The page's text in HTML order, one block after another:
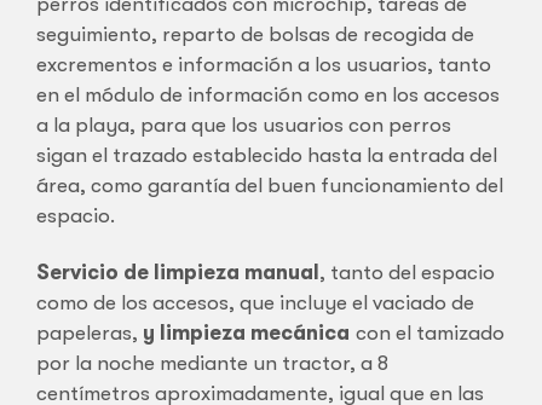
seguimiento, reparto de bolsas de recogida de
excrementos e información a los usuarios, tanto
en el módulo de información como en los accesos
a la playa, para que los usuarios con perros
sigan el trazado establecido hasta la entrada del
área, como garantía del buen funcionamiento del
espacio.
Servicio de limpieza manual , tanto del espacio
como de los accesos, que incluye el vaciado de
papeleras, y limpieza mecánica con el tamizado
por la noche mediante un tractor, a 8
centímetros aproximadamente, igual que en las